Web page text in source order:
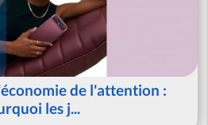
de l'attention :
les j...